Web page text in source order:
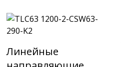
Линейные